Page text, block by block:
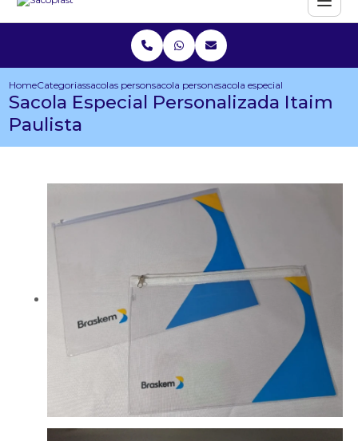
HomeCategoriassacolas personalizadassacola personalizada com logosacola especial personalizada
Sacola Especial Personalizada Itaim
Paulista